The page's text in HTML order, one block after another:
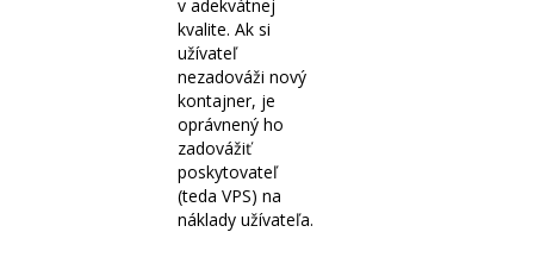
v adekvátnej
kvalite. Ak si
užívateľ
nezadováži nový
kontajner, je
oprávnený ho
zadovážiť
poskytovateľ
(teda VPS) na
náklady užívateľa.